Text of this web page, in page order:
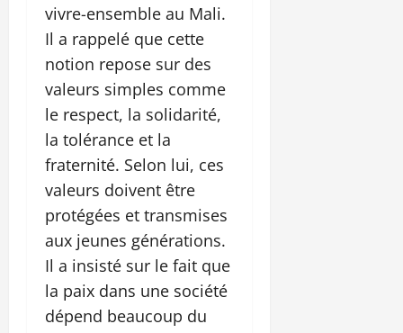
vivre-ensemble au Mali.
Il a rappelé que cette
notion repose sur des
valeurs simples comme
le respect, la solidarité,
la tolérance et la
fraternité. Selon lui, ces
valeurs doivent être
protégées et transmises
aux jeunes générations.
Il a insisté sur le fait que
la paix dans une société
dépend beaucoup du